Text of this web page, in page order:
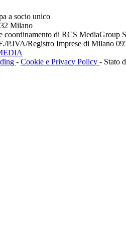
a socio unico
Milano
coordinamento di RCS MediaGroup
P.IVA/Registro Imprese di Milano
- Cookie e Privacy Policy - Stato